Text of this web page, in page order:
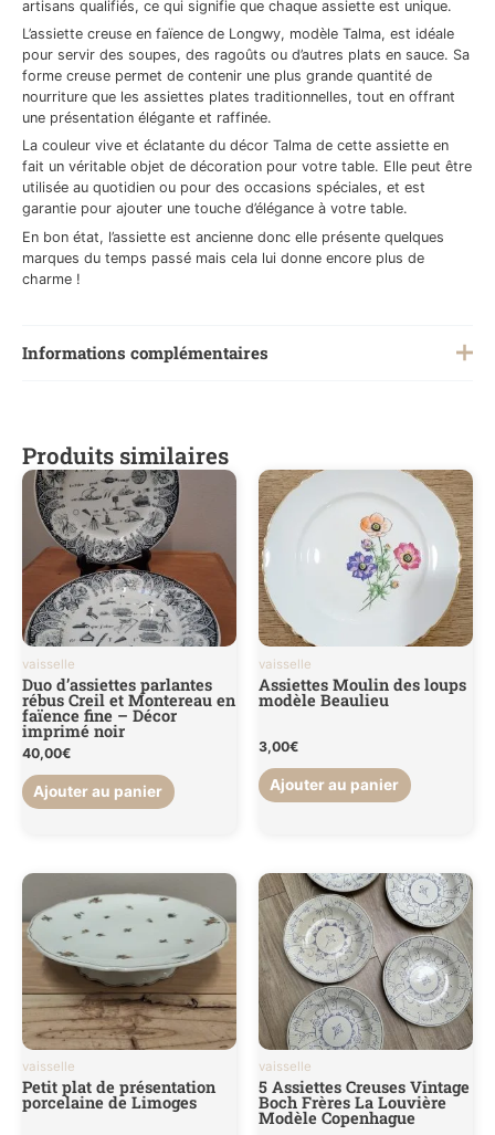
artisans qualifiés, ce qui signifie que chaque assiette est unique.
L’assiette creuse en faïence de Longwy, modèle Talma, est idéale
pour servir des soupes, des ragoûts ou d’autres plats en sauce. Sa
forme creuse permet de contenir une plus grande quantité de
nourriture que les assiettes plates traditionnelles, tout en offrant
une présentation élégante et raffinée.
La couleur vive et éclatante du décor Talma de cette assiette en
fait un véritable objet de décoration pour votre table. Elle peut être
utilisée au quotidien ou pour des occasions spéciales, et est
garantie pour ajouter une touche d’élégance à votre table.
En bon état, l’assiette est ancienne donc elle présente quelques
marques du temps passé mais cela lui donne encore plus de
charme !
Informations complémentaires
Produits similaires
vaisselle
Duo d’assiettes parlantes
rébus Creil et Montereau en
faïence fine – Décor
imprimé noir
40,00€
Ajouter au panier
vaisselle
Assiettes Moulin des loups
modèle Beaulieu
3,00€
Ajouter au panier
vaisselle
Petit plat de présentation
porcelaine de Limoges
vaisselle
5 Assiettes Creuses Vintage
Boch Frères La Louvière
Modèle Copenhague